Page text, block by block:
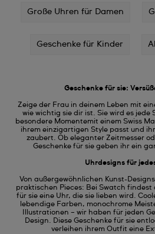
Große Uhren für Damen
Geschenke für Kinder
Geschenke für sie:
Zeige der Frau in deinem Leben mit
wie wichtig sie dir ist. Sie wird es jede
besondere Momentemit einem Swiss
ihrem einzigartigen Style passt und
zaubert. Ob eleganter Zeitmesser
Geschenke für sie geben ihr ein
Uhrdesigns für
Von außergewöhnlichen Kunst-
praktischen Pieces: Bei Swatch findest
für sie eine Uhr, die sie lieben wird.
lebendige Farben, monochrome
Illustrationen – wir haben für jeden
Design. Diese Geschenke für sie
verleihen ihrem Outfit eine